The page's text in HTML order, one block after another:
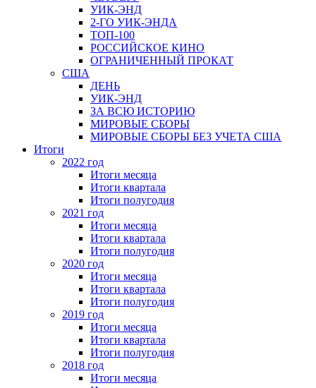
УИК-ЭНД
2-ГО УИК-ЭНДА
ТОП-100
РОССИЙСКОЕ КИНО
ОГРАНИЧЕННЫЙ ПРОКАТ
США
ДЕНЬ
УИК-ЭНД
ЗА ВСЮ ИСТОРИЮ
МИРОВЫЕ СБОРЫ
МИРОВЫЕ СБОРЫ БЕЗ УЧЕТА США
Итоги
2022 год
Итоги месяца
Итоги квартала
Итоги полугодия
2021 год
Итоги месяца
Итоги квартала
Итоги полугодия
2020 год
Итоги месяца
Итоги квартала
Итоги полугодия
2019 год
Итоги месяца
Итоги квартала
Итоги полугодия
2018 год
Итоги месяца